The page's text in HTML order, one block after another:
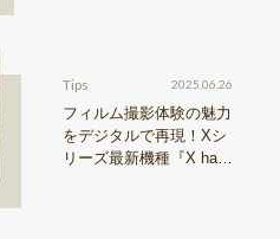
Tips 2025.06.26
フィルム撮影体験の魅力
をデジタルで再現！Xシ
リーズ最新機種『X hal